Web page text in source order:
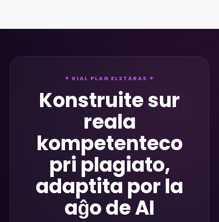
✦ KIAL PLAG ELSTARAS ✦
Konstruite sur
reala
kompetenteco
pri plagiato,
adaptita por la
aĝo de AI